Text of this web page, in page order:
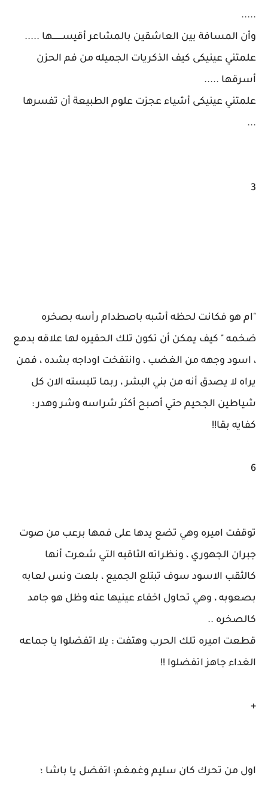
.....
وأن المسافة بين العاشقين بالمشاعر أقيســــــــها .....
علمتني عينيكى كيف الذكريات الجميله من فم الحزن
أسرقها .....
علمتني عينيكى أشياء عجزت علوم الطبيعة أن تفسرها
...
3
"ام هو فكانت لحظه أشبه باصطدام رأسه بصخره
ضخمه " كيف يمكن أن تكون تلك الحقيره لها علاقه بدمع
، اسود وجهه من الغضب ، وانتفخت اوداجه بشده ، فمن
يراه لا يصدق أنه من بني البشر ، ربما تلبسته الان كل
شياطين الجحيم حتي أصبح أكثر شراسه وشر وهدر :
كفايه بقا!!
6
توقفت اميره وهي تضع يدها على فمها برعب من صوت
جبران الجهوري ، ونظراته الثاقبه التي شعرت أنها
كالثقب الاسود سوف تبتلع الجميع ، بلعت ونس لعابه
بصعوبه ، وهي تحاول اخفاء عينيها عنه وظل هو جامد
كالصخره ..
قطعت اميره تلك الحرب وهتفت : يلا اتفضلوا يا جماعه
الغداء جاهز اتفضلوا !!
+
اول من تحرك كان سليم وغمغم: اتفضل يا باشا ؛